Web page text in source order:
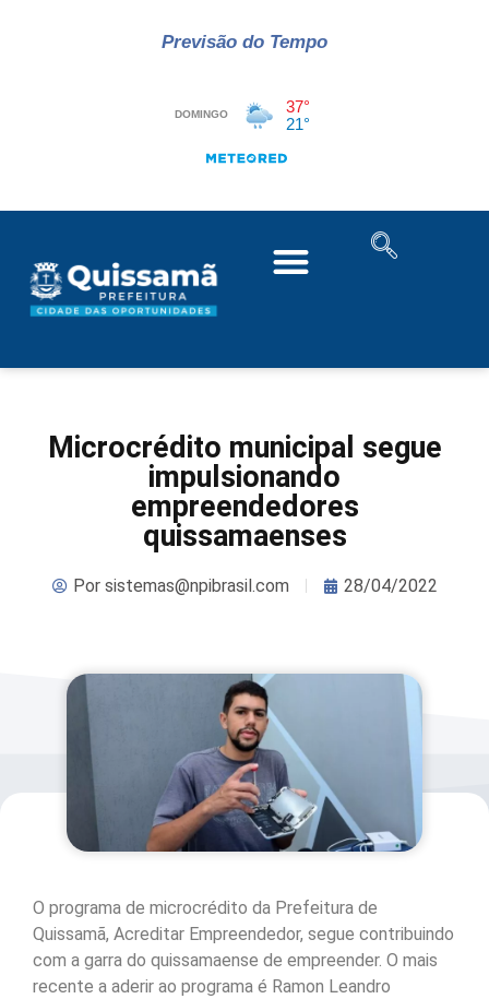
Previsão do Tempo
Microcrédito municipal segue
impulsionando
empreendedores
quissamaenses
Porsistemas@npibrasil.com 28/04/2022
O programa de microcrédito da Prefeitura de
Quissamã, Acreditar Empreendedor, segue contribuindo
com a garra do quissamaense de empreender. O mais
recente a aderir ao programa é Ramon Leandro